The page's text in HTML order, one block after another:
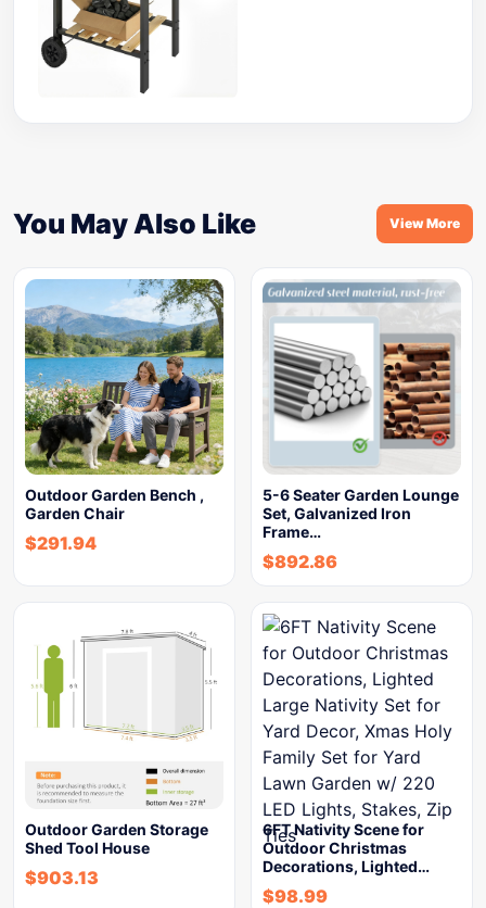
You May Also Like View More
Outdoor Garden Bench ,
Garden Chair
$291.94
5-6 Seater Garden Lounge
Set, Galvanized Iron
Frame…
$892.86
Outdoor Garden Storage
Shed Tool House
$903.13
6FT Nativity Scene for
Outdoor Christmas
Decorations, Lighted…
$98.99